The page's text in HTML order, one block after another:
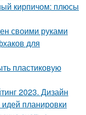
кирпичом: плюсы
своими руками
для
пластиковую
2023. Дизайн
планировки